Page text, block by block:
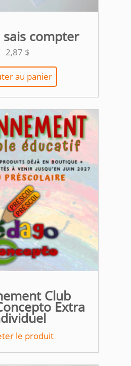
sais compter
2,87 $
au panier
Club
Extra
le produit